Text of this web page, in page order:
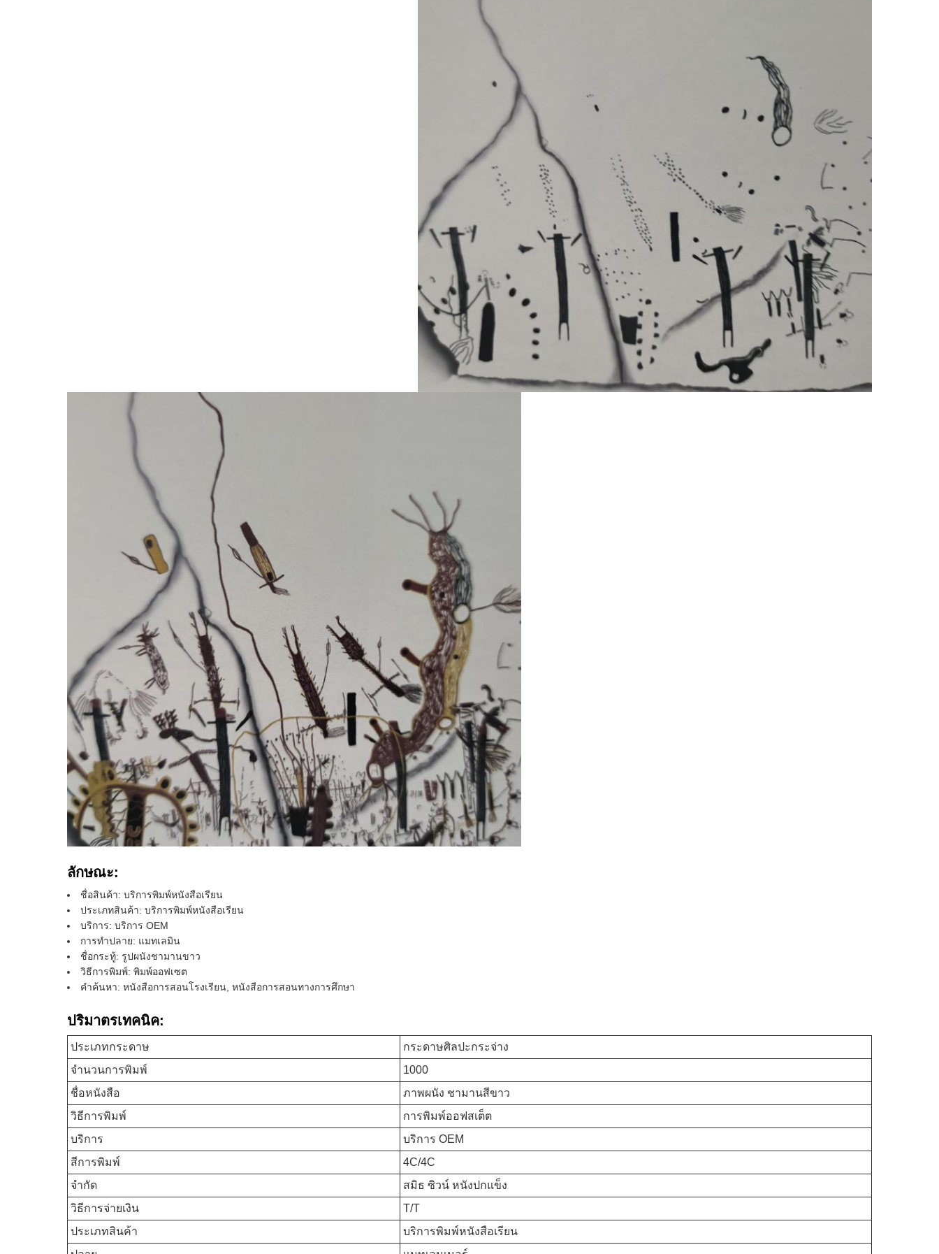
ลักษณะ:
ชื่อสินค้า: บริการพิมพ์หนังสือเรียน
ประเภทสินค้า: บริการพิมพ์หนังสือเรียน
บริการ: บริการ OEM
การทําปลาย: แมทเลมิน
ชื่อกระทู้: รูปผนังชามานขาว
วิธีการพิมพ์: พิมพ์ออฟเซต
คําค้นหา: หนังสือการสอนโรงเรียน, หนังสือการสอนทางการศึกษา
ปริมาตรเทคนิค:
ประเภทกระดาษ
กระดาษศิลปะกระจ่าง
จํานวนการพิมพ์
1000
ชื่อหนังสือ
ภาพผนัง ชามานสีขาว
วิธีการพิมพ์
การพิมพ์ออฟสเต็ต
บริการ
บริการ OEM
สีการพิมพ์
4C/4C
จํากัด
สมิธ ซิวน์ หนังปกแข็ง
วิธีการจ่ายเงิน
T/T
ประเภทสินค้า
บริการพิมพ์หนังสือเรียน